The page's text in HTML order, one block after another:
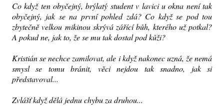
Co když ten obyčejný, brýlatý student v lavici u okna není tak
obyčejný, jak se na první pohled zdá? Co když se pod tou
zbytečně velkou mikinou skrývá zářící bůh, kterého už potkal?
A pokud ne, jak to, že se mu tak dostal pod kůži?
Kristián se nechce zamilovat, ale i když nakonec uzná, že nemá
smysl se tomu bránit, věci nejdou tak snadno, jak si
představoval...
Zvlášť když dělá jednu chybu za druhou...